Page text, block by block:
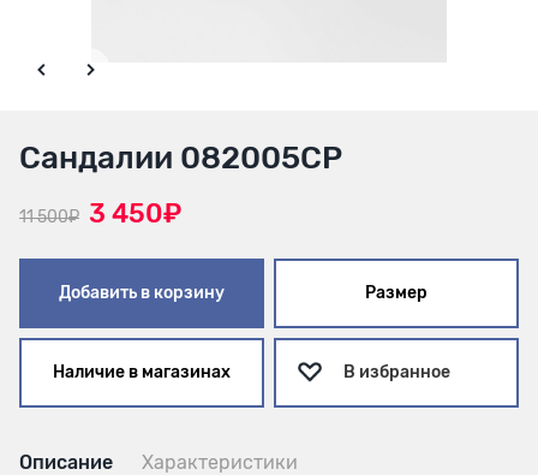
Сандалии 082005СР
11 500₽ 3 450₽
Добавить в корзину Размер
Наличие в магазинах В избранное
Описание Характеристики